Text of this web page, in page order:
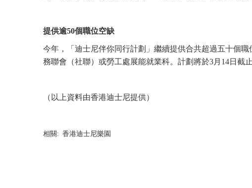
提供逾50個職位空缺
今年，「迪士尼伴你同行計劃」繼續提供合共超過五十個
務聯會（社聯）或勞工處展能就業科。計劃將於3月14日截
（以上資料由香港迪士尼提供）
相關: 香港迪士尼樂園